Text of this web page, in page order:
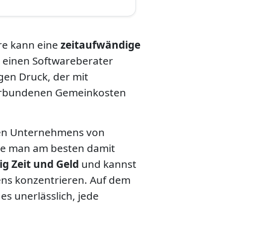
kann einezeitaufwändige
einen Softwareberater
Druck, der mit
Gemeinkosten
Unternehmens von
man am besten damit
Zeit und Geld und kannst
konzentrieren. Auf dem
unerlässlich, jede